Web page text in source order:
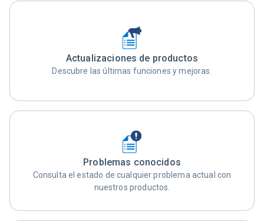
Actualizaciones de productos
Descubre las últimas funciones y mejoras.
Problemas conocidos
Consulta el estado de cualquier problema actual con
nuestros productos.